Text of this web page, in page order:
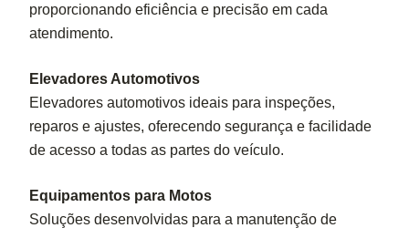
proporcionando eficiência e precisão em cada
atendimento.
Elevadores Automotivos
Elevadores automotivos ideais para inspeções,
reparos e ajustes, oferecendo segurança e facilidade
de acesso a todas as partes do veículo.
Equipamentos para Motos
Soluções desenvolvidas para a manutenção de